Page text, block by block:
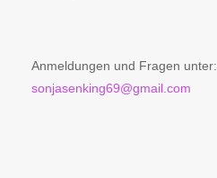
Anmeldungen und Fragen unter:
sonjasenking69@gmail.com